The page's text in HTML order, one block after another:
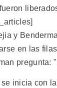
y
en las
pregunta:
se inicia con